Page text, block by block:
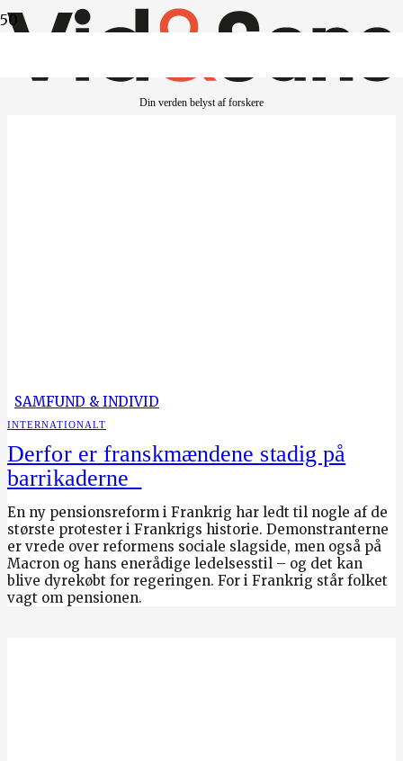
Din verden belyst af forskere
SAMFUND & INDIVID
INTERNATIONALT
Derfor er franskmændene stadig på
barrikaderne
En ny pensionsreform i Frankrig har ledt til nogle af de
største protester i Frankrigs historie. Demonstranterne
er vrede over reformens sociale slagside, men også på
Macron og hans enerådige ledelsesstil – og det kan
blive dyrekøbt for regeringen. For i Frankrig står folket
vagt om pensionen.